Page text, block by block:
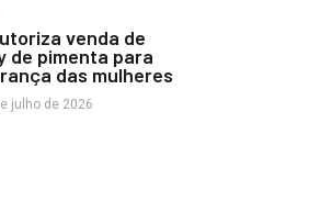
venda de
de pimenta para
das mulheres
julho de 2026